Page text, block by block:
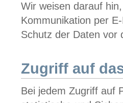
Wir weisen darauf
Kommunikation per
Schutz der Daten vor
Zugriff auf
Bei jedem Zugriff auf